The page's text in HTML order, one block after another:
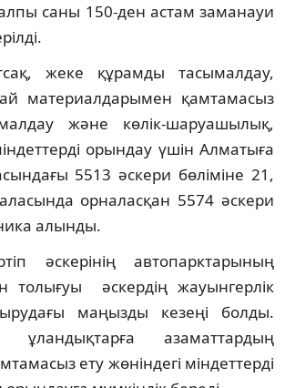
саны 150-ден астам заманауи
жеке құрамды тасымалдау,
материалдарымен қамтамасыз
және көлік-шаруашылық,
орындау үшін Алматыға
5513 әскери бөліміне 21,
орналасқан 5574 әскери
алынды.
әскерінің автопарктарының
толығуы әскердің жауынгерлік
маңызды кезеңі болды.
азаматтардың
ету жөніндегі міндеттерді